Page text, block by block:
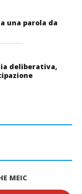
una parola da
deliberativa,
MEIC